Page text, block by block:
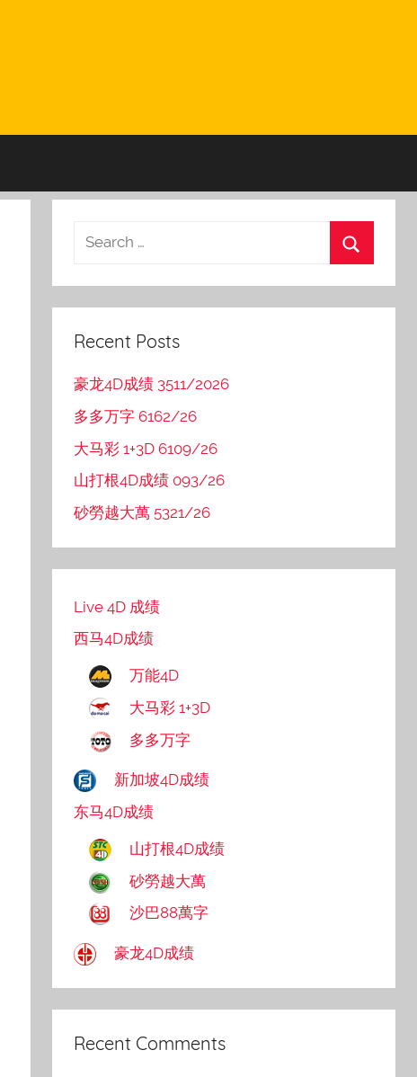
Recent Posts
豪龙4D成绩 3511/2026
多多万字 6162/26
大马彩 1+3D 6109/26
山打根4D成绩 093/26
砂勞越大萬 5321/26
Live 4D 成绩
西马4D成绩
万能4D
大马彩 1+3D
多多万字
新加坡4D成绩
东马4D成绩
山打根4D成绩
砂勞越大萬
沙巴88萬字
豪龙4D成绩
Recent Comments